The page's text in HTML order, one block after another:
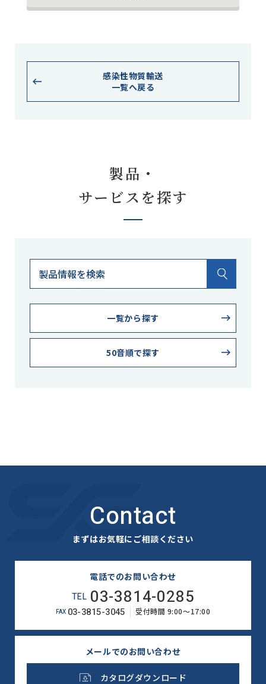
感染性物質輸送
一覧へ戻る
製品・
サービスを探す
一覧から探す
50音順で探す
Contact
まずはお気軽にご相談ください
電話でのお問い合わせ
TEL 03-3814-0285
FAX 03-3815-3045 受付時間 9:00～17:00
メールでのお問い合わせ
カタログダウンロード